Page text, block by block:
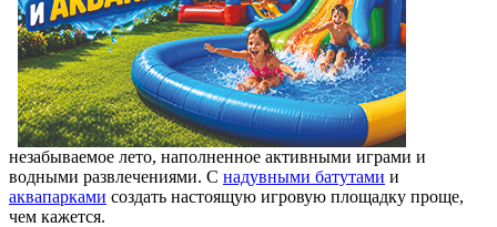
незабываемое лето, наполненное активными играми и
водными развлечениями. С надувными батутами и
аквапарками создать настоящую игровую площадку проще,
чем кажется.